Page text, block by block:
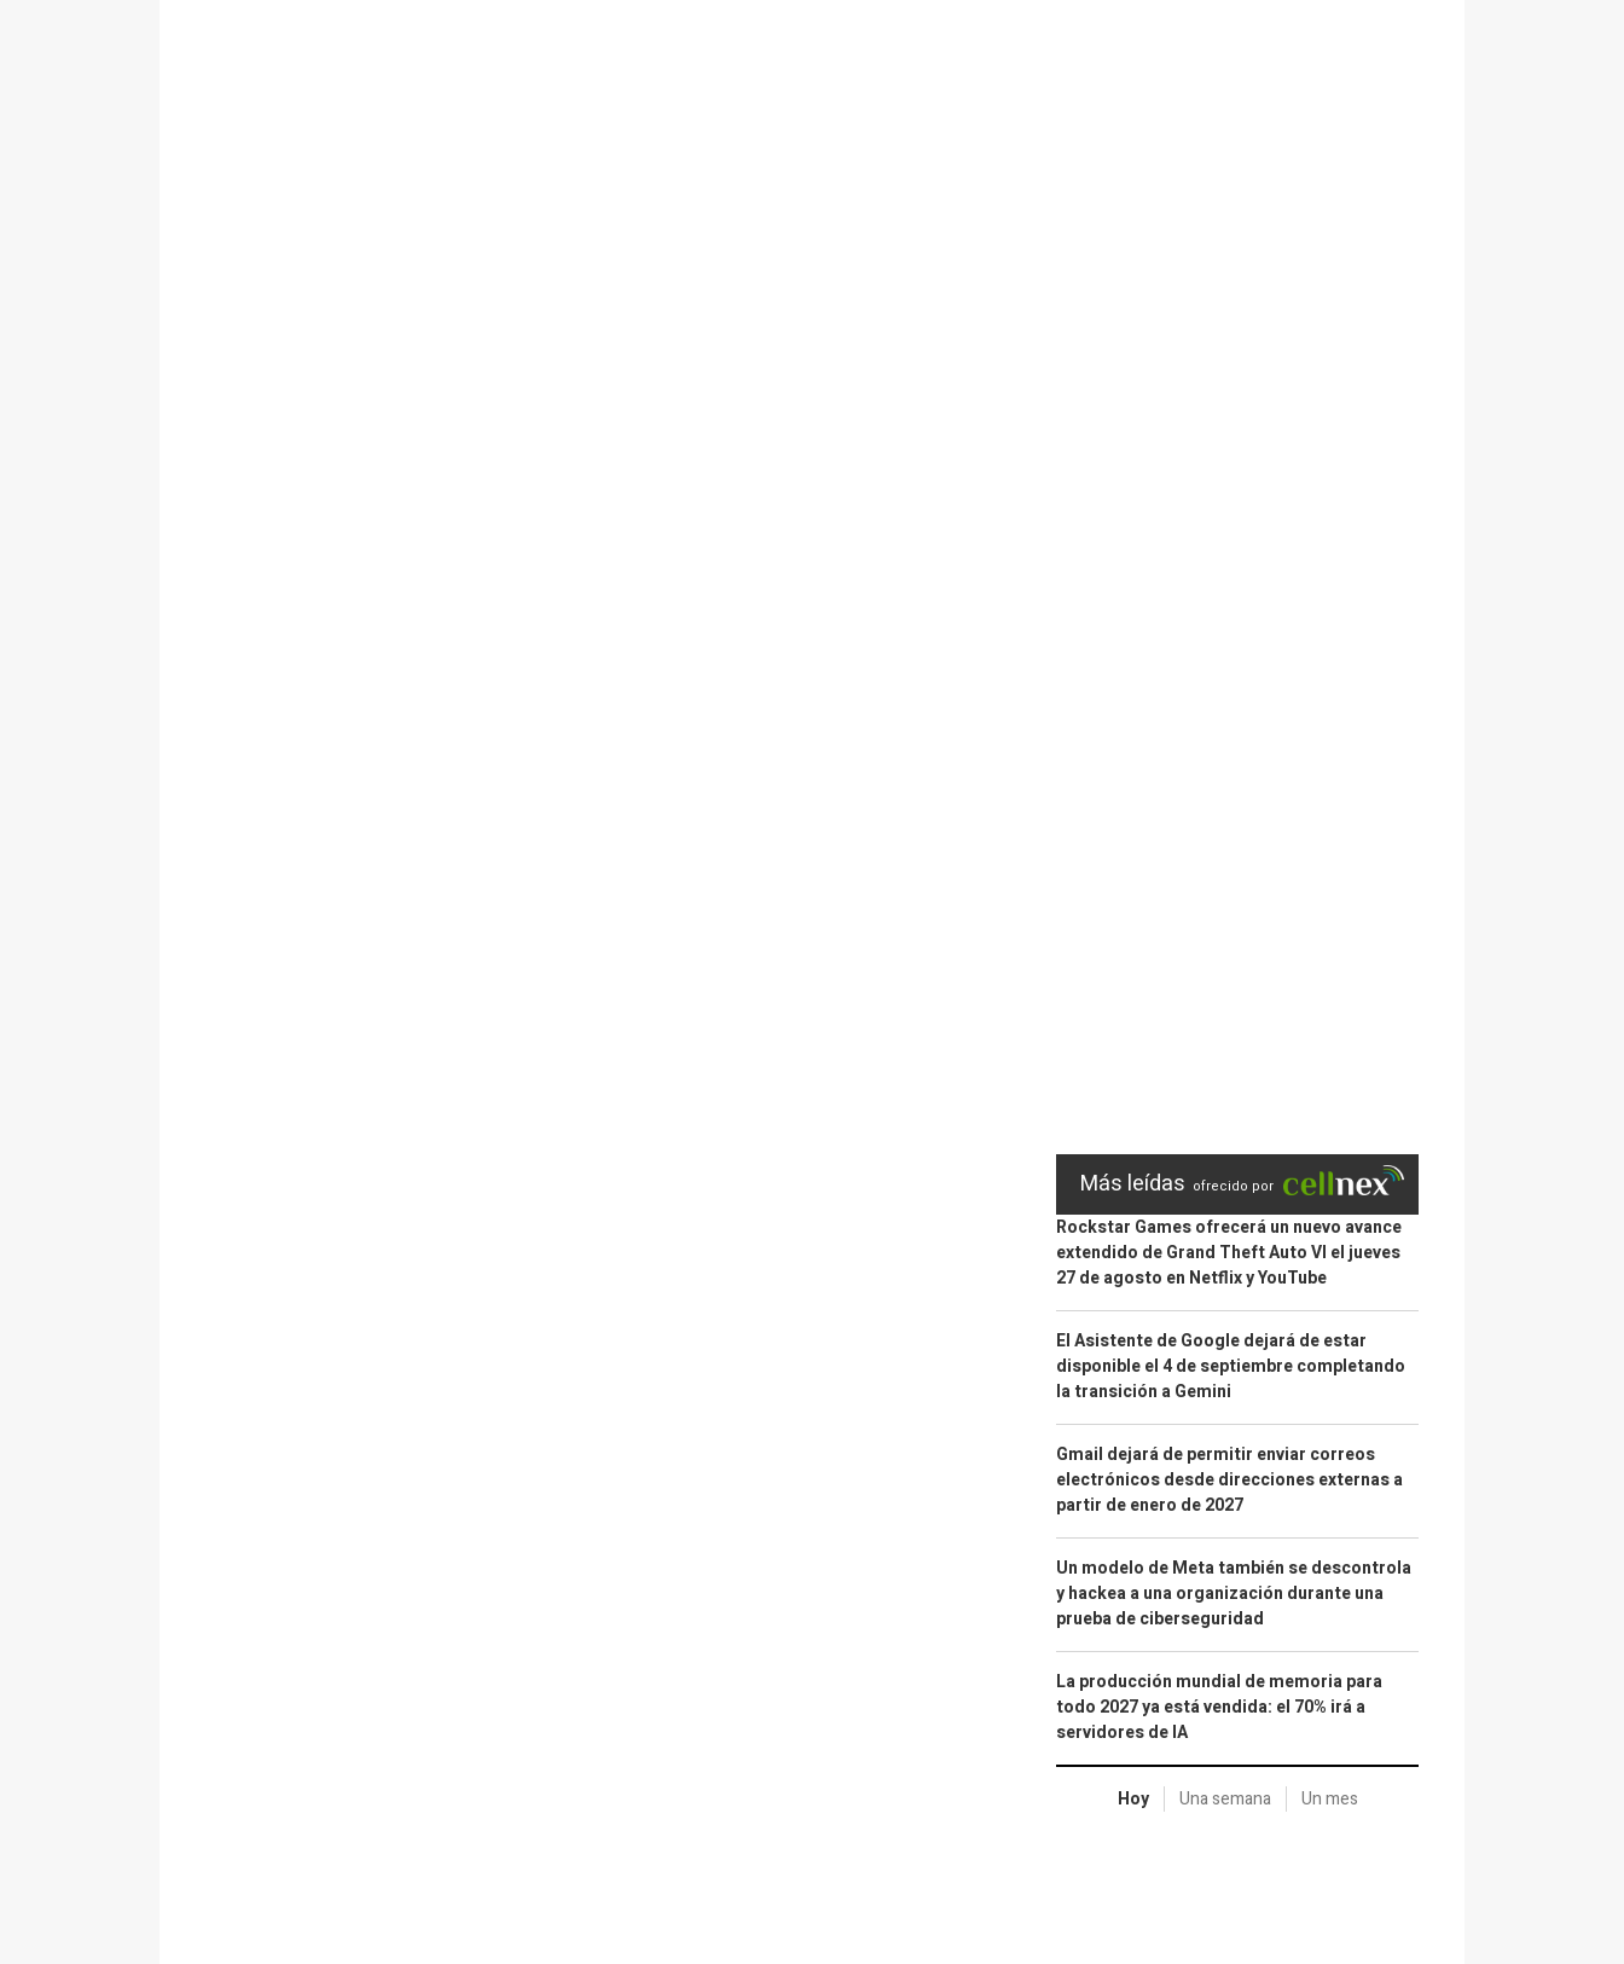
Más leídas ofrecido por
Rockstar Games ofrecerá un nuevo avance
extendido de Grand Theft Auto VI el jueves
27 de agosto en Netflix y YouTube
El Asistente de Google dejará de estar
disponible el 4 de septiembre completando
la transición a Gemini
Gmail dejará de permitir enviar correos
electrónicos desde direcciones externas a
partir de enero de 2027
Un modelo de Meta también se descontrola
y hackea a una organización durante una
prueba de ciberseguridad
La producción mundial de memoria para
todo 2027 ya está vendida: el 70% irá a
servidores de IA
Hoy Una semana Un mes